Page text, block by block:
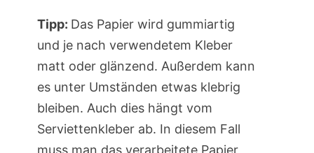
Tipp: Das Papier wird gummiartig
und je nach verwendetem Kleber
matt oder glänzend. Außerdem kann
es unter Umständen etwas klebrig
bleiben. Auch dies hängt vom
Serviettenkleber ab. In diesem Fall
muss man das verarbeitete Papier